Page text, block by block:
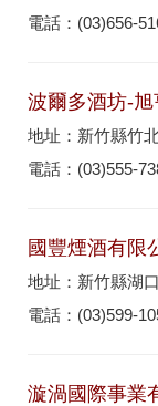
電話：(03)656-
波爾多酒坊-
地址：新竹縣竹
電話：(03)555-
國豐煙酒有限
地址：新竹縣湖
電話：(03)599-
漩渦國際事業